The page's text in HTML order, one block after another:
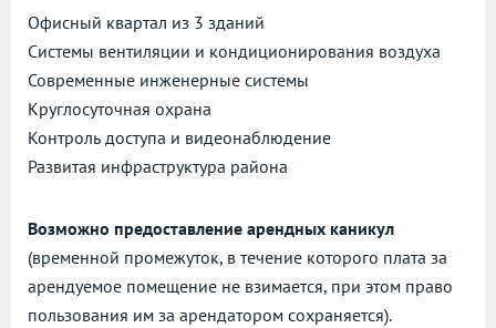
Офисный квартал из 3 зданий
Системы вентиляции и кондиционирования воздуха
Современные инженерные системы
Круглосуточная охрана
Контроль доступа и видеонаблюдение
Развитая инфраструктура района
Возможно предоставление арендных каникул
(временной промежуток, в течение которого плата за
арендуемое помещение не взимается, при этом право
пользования им за арендатором сохраняется).